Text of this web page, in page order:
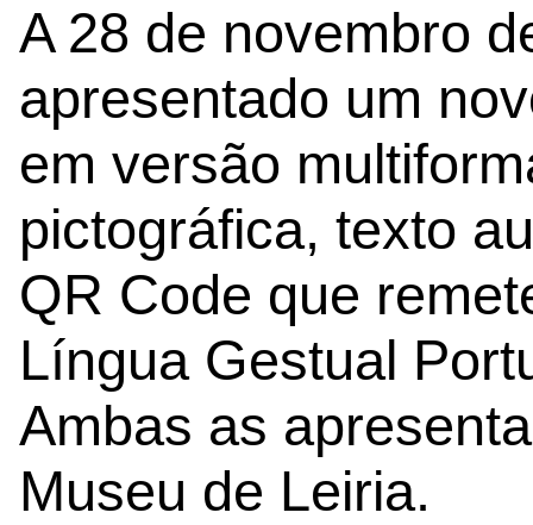
A 28 de novembro
apresentado um
em versão
pictográfica, texto
QR Code que
Língua Gestual
Ambas as
Museu de Leiria.